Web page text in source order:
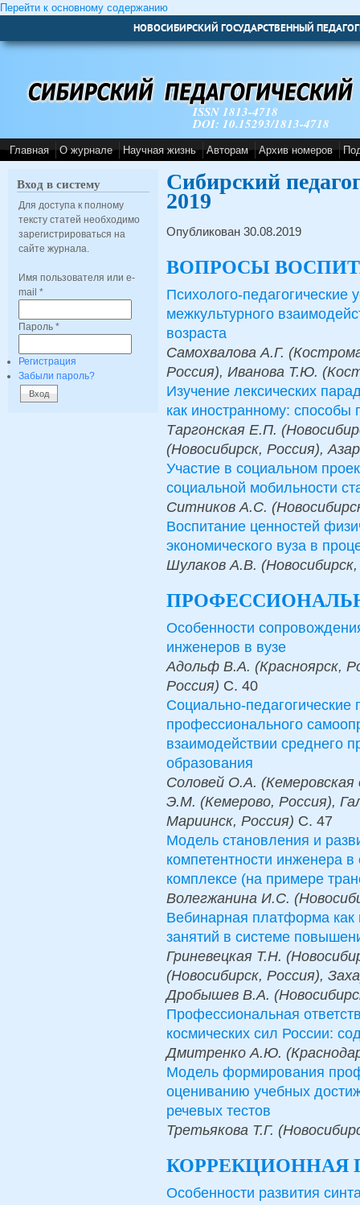
Перейти к основному содержанию
НОВОСИБИРСКИЙ ГОСУДАРСТВЕННЫЙ
ISSN 1813-4718
DOI: 10.15293/1813-4718
Главная О журнале Научная жизнь Авторам Архив номеров
Вход в систему
Для доступа к полному
тексту статей необходимо
зарегистрироваться на
сайте журнала.
Имя пользователя или e-
mail *
Пароль *
Регистрация
Забыли пароль?
Сибирский
2019
Опубликован 30.08.2019
ВОПРОСЫ
Психолого-педагогические
межкультурного
возраста
Самохвалова А.Г.
Россия), Иванова Т.Ю.
Изучение лексических
как иностранному:
Таргонская Е.П.
(Новосибирск, Россия),
Участие в социальном
социальной мобильности
Ситников А.С.
Воспитание ценностей
экономического вуза в
Шулаков А.В.
Особенности
инженеров в вузе
Адольф В.А. (Красноярск,
Россия) С. 40
Социально-
профессионального
взаимодействии среднего
образования
Соловей О.А.
Э.М. (Кемерово, Россия),
Мариинск, Россия) С. 47
Модель становления и
компетентности инженера
комплексе (на примере
Волегжанина И.С.
Вебинарная платформа как
занятий в системе
Гриневецкая Т.Н.
(Новосибирск, Россия),
Дробышев В.А.
Профессиональная
космических сил России:
Дмитренко А.Ю.
Модель формирования
оцениванию учебных
речевых тестов
Третьякова Т.Г.
КОРРЕКЦИОННАЯ
Особенности развития